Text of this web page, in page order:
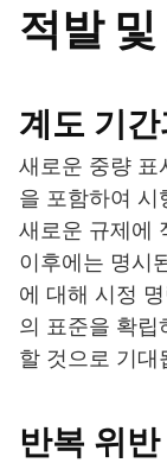
적발
계도 기
새로운 중량 표
을 포함하여 시
새로운 규제에
이후에는 명시
에 대해 시정
의 표준을 확립
할 것으로 기대
반복 위